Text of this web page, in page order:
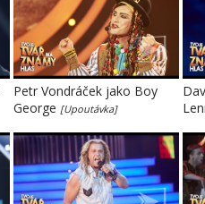
Petr Vondráček jako Boy
George [Upoutávka]